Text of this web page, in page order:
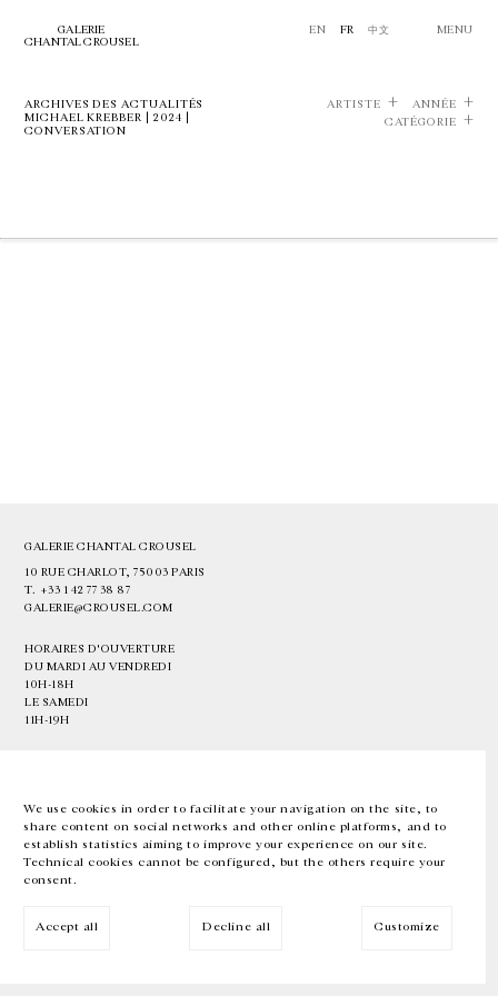
We use cookies in order to facilitate your navigation on the site, to
share content on social networks and other online platforms, and to
establish statistics aiming to improve your experience on our site.
Technical cookies cannot be configured, but the others require your
consent.
Accept all Decline all Customize
GALERIE
CHANTAL CROUSEL
EN FR 中文 MENU
ARCHIVES DES ACTUALITÉS
MICHAEL KREBBER | 2024 |
CONVERSATION
ARTISTE
ANNÉE
CATÉGORIE
GALERIE CHANTAL CROUSEL
10 RUE CHARLOT, 75003 PARIS
T. +33 1 42 77 38 87
GALERIE@CROUSEL.COM
HORAIRES D'OUVERTURE
DU MARDI AU VENDREDI
10H-18H
LE SAMEDI
11H-19H
EN FR 中文 Facebook Instagram
Inscrivez-vous à notre newsletter